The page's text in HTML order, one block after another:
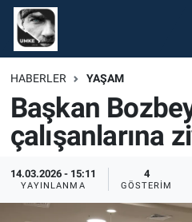
HABERLER YAŞAM
Başkan
çalışanlarına
14.03.2026 - 15:11
YAYINLANMA
4
GÖSTERIM
Gündem
Ekonomi
Spor
Magazin
Nöbetçi Eczaneler
Hava Durumu
Namaz Vakitleri
Trafik Durumu